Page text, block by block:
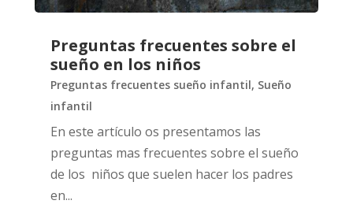
Preguntas frecuentes sobre el
sueño en los niños
Preguntas frecuentes sueño infantil, Sueño
infantil
En este artículo os presentamos las
preguntas mas frecuentes sobre el sueño
de los niños que suelen hacer los padres
en...